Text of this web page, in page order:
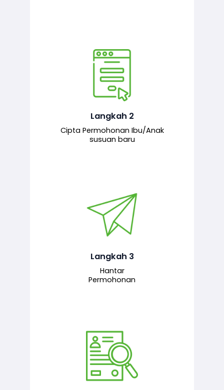
Langkah 2
Cipta Permohonan Ibu/Anak
susuan baru
Pemohon mengisi borang
permohonan bagi pendaftaran
baharu melalui sistem.
Langkah 3
Hantar
Permohonan
Permohonan yang lengkap dihantar
untuk proses semakan dan
bertanggungjawab.
Pegawai penyemak menyemak
maklumat yang dikemukakan. Jika
semua maklumat adalah lengkap dan